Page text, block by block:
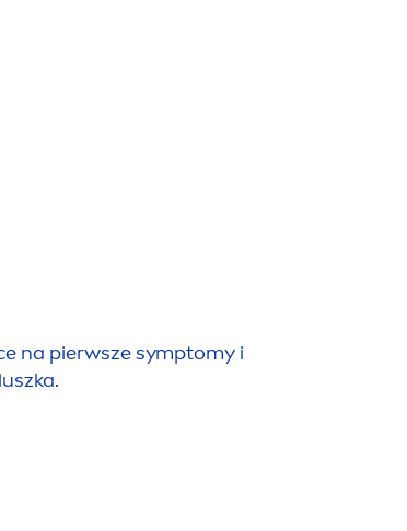
koi i chroni przed
zapewnia długotrwałą ochronę dla
na pierwsze symptomy i